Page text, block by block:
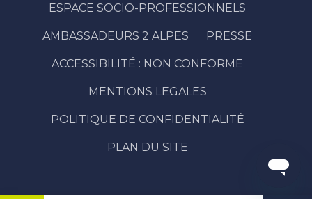
ESPACE SOCIO-PROFESSIONNELS
AMBASSADEURS 2 ALPES PRESSE
ACCESSIBILITÉ : NON CONFORME
MENTIONS LEGALES
POLITIQUE DE CONFIDENTIALITÉ
PLAN DU SITE